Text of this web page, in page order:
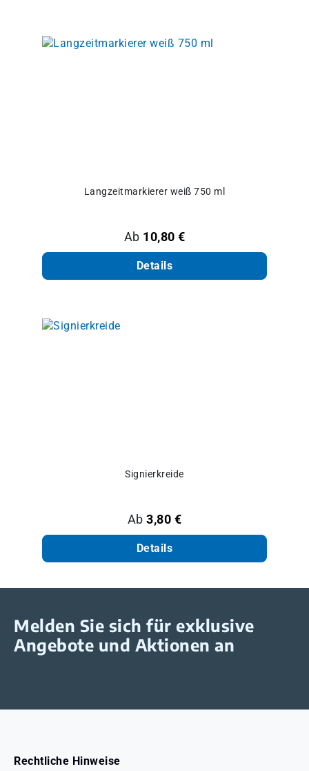
Langzeitmarkierer weiß 750 ml
Regulärer Preis:
Ab 10,80 €
Details
Signierkreide
Regulärer Preis:
Ab3,80 €
Details
Melden Sie sich für exklusive
Angebote und Aktionen an
Rechtliche Hinweise